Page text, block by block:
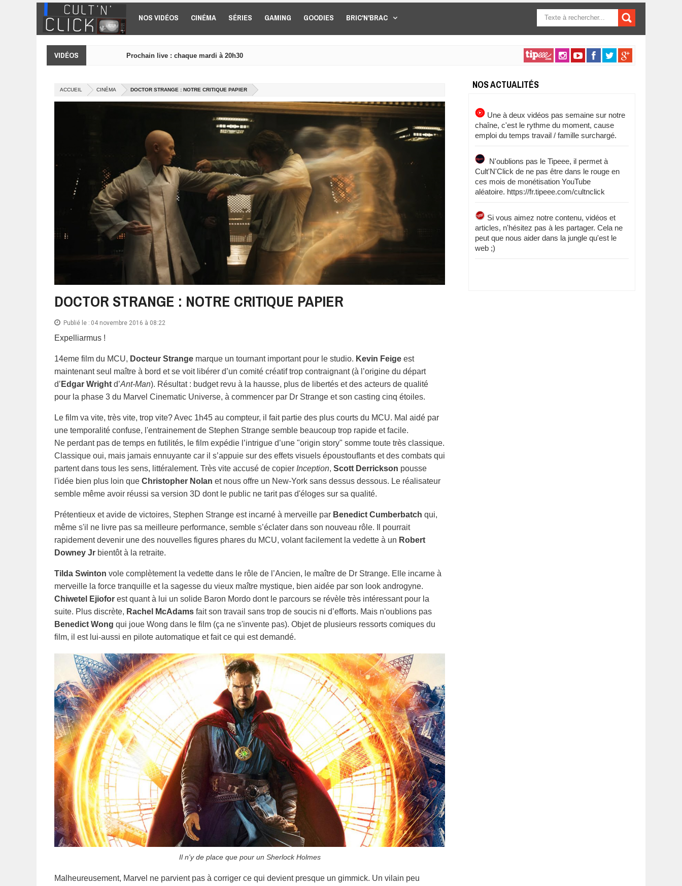
Aller au contenu principal
NOS VIDÉOS CINÉMA SÉRIES GAMING GOODIES BRIC'N'BRAC
FORMULAIRE DE
RECHERCHE
VIDÉOS Prochain live : chaque mardi à 20h30
ACCUEIL CINÉMA DOCTOR STRANGE : NOTRE CRITIQUE PAPIER
DOCTOR STRANGE : NOTRE CRITIQUE PAPIER
Publié le : 04 novembre 2016 à 08:22
Expelliarmus !
14eme film du MCU, Docteur Strange marque un tournant important pour le studio. Kevin Feige est
maintenant seul maître à bord et se voit libérer d’un comité créatif trop contraignant (à l’origine du départ
d’ Edgar Wright d’Ant-Man). Résultat : budget revu à la hausse, plus de libertés et des acteurs de qualité
pour la phase 3 du Marvel Cinematic Universe, à commencer par Dr Strange et son casting cinq étoiles.
Le film va vite, très vite, trop vite? Avec 1h45 au compteur, il fait partie des plus courts du MCU. Mal aidé par
une temporalité confuse, l'entrainement de Stephen Strange semble beaucoup trop rapide et facile.
Ne perdant pas de temps en futilités, le film expédie l’intrigue d’une "origin story" somme toute très classique.
Classique oui, mais jamais ennuyante car il s’appuie sur des effets visuels époustouflants et des combats qui
partent dans tous les sens, littéralement. Très vite accusé de copier Inception, Scott Derrickson pousse
l'idée bien plus loin que Christopher Nolan et nous offre un New-York sans dessus dessous. Le réalisateur
semble même avoir réussi sa version 3D dont le public ne tarit pas d'éloges sur sa qualité.
Prétentieux et avide de victoires, Stephen Strange est incarné à merveille par Benedict Cumberbatch qui,
même s'il ne livre pas sa meilleure performance, semble s’éclater dans son nouveau rôle. Il pourrait
rapidement devenir une des nouvelles figures phares du MCU, volant facilement la vedette à un Robert
Downey Jr bientôt à la retraite.
Tilda Swinton vole complètement la vedette dans le rôle de l’Ancien, le maître de Dr Strange. Elle incarne à
merveille la force tranquille et la sagesse du vieux maître mystique, bien aidée par son look androgyne.
Chiwetel Ejiofor est quant à lui un solide Baron Mordo dont le parcours se révèle très intéressant pour la
suite. Plus discrète, Rachel McAdams fait son travail sans trop de soucis ni d’efforts. Mais n'oublions pas
Benedict Wong qui joue Wong dans le film (ça ne s'invente pas). Objet de plusieurs ressorts comiques du
film, il est lui-aussi en pilote automatique et fait ce qui est demandé.
Il n'y de place que pour un Sherlock Holmes
Malheureusement, Marvel ne parvient pas à corriger ce qui devient presque un gimmick. Un vilain peu
NOS ACTUALITÉS
Une à deux vidéos pas semaine sur notre
chaîne, c'est le rythme du moment, cause
emploi du temps travail / famille surchargé.
N'oublions pas le Tipeee, il permet à
Cult'N'Click de ne pas être dans le rouge en
ces mois de monétisation YouTube
aléatoire. https://fr.tipeee.com/cultnclick
Si vous aimez notre contenu, vidéos et
articles, n'hésitez pas à les partager. Cela ne
peut que nous aider dans la jungle qu'est le
web ;)